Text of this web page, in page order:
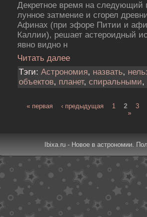
Декретное время на следующий
лунное затмение и сгорел
Афинах (при эфоре Питии и
Каллии), решает астероидный
явно видно н
Читать далее
Тэги: Астрономия, назвать,
объектов, планет, спиральными,
« первая ‹ предыдущая 1 2
3
»
Ibixa.ru - Новое в астрономии.